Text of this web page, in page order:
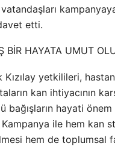
etti.
BİR HAYATA UMUT
Kızılay yetkilileri,
kan ihtiyacının
bağışların hayati önem
ile hem kan
hem de toplumsal